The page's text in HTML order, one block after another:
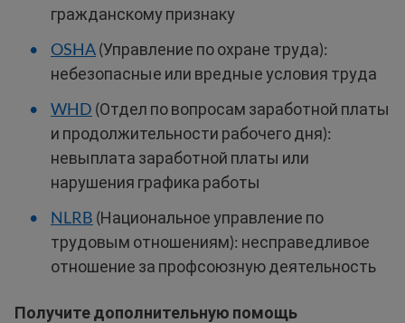
гражданскому признаку
OSHA(Управление по охране труда):
небезопасные или вредные условия труда
WHD (Отдел по вопросам заработной платы
и продолжительности рабочего дня):
невыплата заработной платы или
нарушения графика работы
NLRB (Национальное управление по
трудовым отношениям): несправедливое
отношение за профсоюзную деятельность
Получите дополнительную помощь